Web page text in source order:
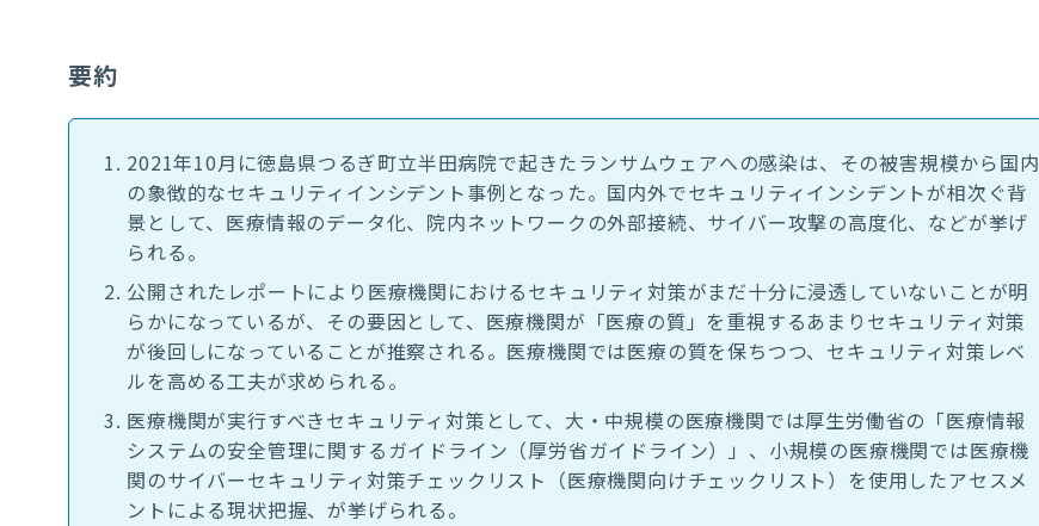
要約
2021年10月に徳島県つるぎ町立半田病院で起きたランサムウェアへの感染は、その被害規模から国内
の象徴的なセキュリティインシデント事例となった。国内外でセキュリティインシデントが相次ぐ背
景として、医療情報のデータ化、院内ネットワークの外部接続、サイバー攻撃の高度化、などが挙げ
られる。
公開されたレポートにより医療機関におけるセキュリティ対策がまだ十分に浸透していないことが明
らかになっているが、その要因として、医療機関が「医療の質」を重視するあまりセキュリティ対策
が後回しになっていることが推察される。医療機関では医療の質を保ちつつ、セキュリティ対策レベ
ルを高める工夫が求められる。
医療機関が実行すべきセキュリティ対策として、大・中規模の医療機関では厚生労働省の「医療情報
システムの安全管理に関するガイドライン（厚労省ガイドライン）」、小規模の医療機関では医療機
関のサイバーセキュリティ対策チェックリスト（医療機関向けチェックリスト）を使用したアセスメ
ントによる現状把握、が挙げられる。